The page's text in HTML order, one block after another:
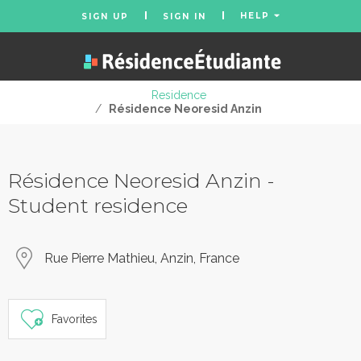
SIGN UP SIGN IN HELP
Residence
/
Résidence Neoresid Anzin
Résidence Neoresid Anzin -
Student residence
Rue Pierre Mathieu, Anzin, France
Favorites